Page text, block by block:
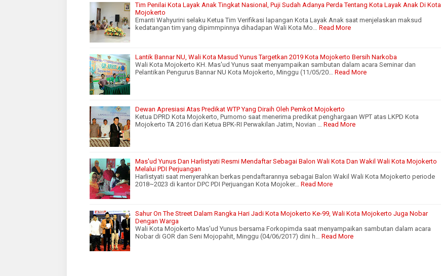
Tim Penilai Kota Layak Anak Tingkat Nasional, Puji Sudah Adanya Perda Tentang Kota Layak Anak Di Kota
Mojokerto
Ernanti Wahyurini selaku Ketua Tim Verifikasi lapangan Kota Layak Anak saat menjelaskan maksud
kedatangan tim yang dipimmpinnya dihadapan Wali Kota Mo…
Read More
Lantik Bannar NU, Wali Kota Masud Yunus Targetkan 2019 Kota Mojokerto Bersih Narkoba
Wali Kota Mojokerto KH. Mas'ud Yunus saat menyampaikan sambutan dalam acara Seminar dan
Pelantikan Pengurus Bannar NU Kota Mojokerto, Minggu (11/05/20…
Read More
Dewan Apresiasi Atas Predikat WTP Yang Diraih Oleh Pemkot Mojokerto
Ketua DPRD Kota Mojokerto, Purnomo saat menerima predikat penghargaan WPT atas LKPD Kota
Mojokerto TA 2016 dari Ketua BPK-RI Perwakilan Jatim, Novian …
Read More
Mas'ud Yunus Dan Harlistyati Resmi Mendaftar Sebagai Balon Wali Kota Dan Wakil Wali Kota Mojokerto
Melalui PDI Perjuangan
Harlistyati saat menyerahkan berkas pendaftarannya sebagai Balon Wakil Wali Kota Mojokerto periode
2018~2023 di kantor DPC PDI Perjuangan Kota Mojoker…
Read More
Sahur On The Street Dalam Rangka Hari Jadi Kota Mojokerto Ke-99, Wali Kota Mojokerto Juga Nobar
Dengan Warga
Wali Kota Mojokerto Mas'ud Yunus bersama Forkopimda saat menyampaikan sambutan dalam acara
Nobar di GOR dan Seni Mojopahit, Minggu (04/06/2017) dini h…
Read More